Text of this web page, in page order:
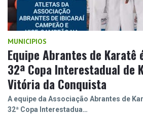
MUNICIPIOS
Equipe Abrantes de Karatê
32ª Copa Interestadual de
Vitória da Conquista
A equipe da Associação Abrantes de
32ª Copa Interestadua…